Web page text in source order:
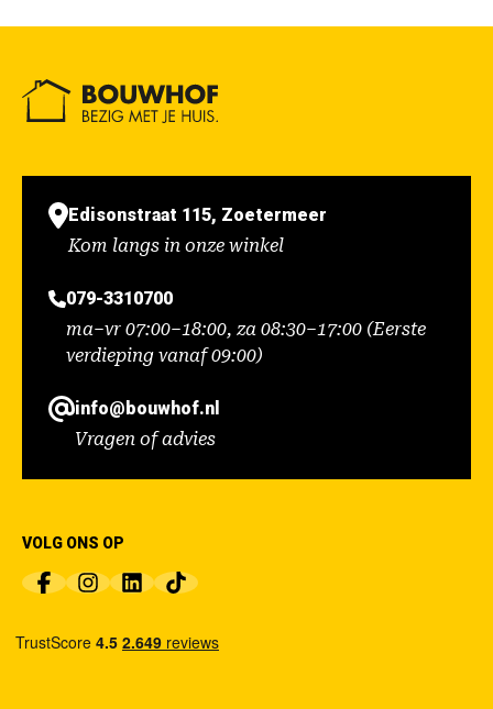
Edisonstraat 115, Zoetermeer
Kom langs in onze winkel
079-3310700
ma–vr 07:00–18:00, za 08:30–17:00 (Eerste
verdieping vanaf 09:00)
info@bouwhof.nl
Vragen of advies
VOLG ONS OP